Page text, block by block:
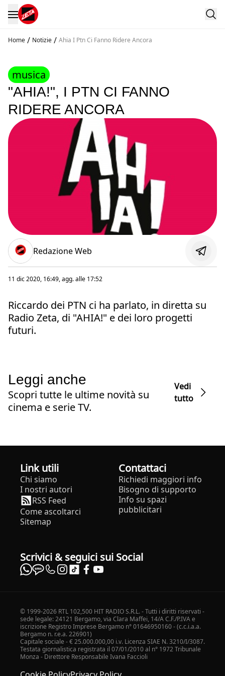
Home / Notizie / Ahia I Ptn Ci Fanno Ridere Ancora
musica
"AHIA!", I PTN CI FANNO
RIDERE ANCORA
Redazione Web
11 dic 2020, 16:49, agg. alle 17:52
Riccardo dei PTN ci ha parlato, in diretta su
Radio Zeta, di "AHIA!" e dei loro progetti
futuri.
Leggi anche
Scopri tutte le ultime novità su
cinema e serie TV.
Vedi
tutto
Link utili
Chi siamo
I nostri autori
RSS Feed
Come ascoltarci
Sitemap
Contattaci
Richiedi maggiori info
Bisogno di supporto
Info su spazi
pubblicitari
Scrivici & seguici sui Social
© 1999-2026 RTL 102,500 HIT RADIO S.R.L. - Tutti i diritti riservati -
sede legale: 24121 Bergamo, via Clara Maffei, 14/A C.F./P.IVA e
iscrizione Registro Imprese Bergamo n° 01646950160 - (c.c.i.a.a.
Bergamo n. r.e.a. 226901)
Capitale sociale - € 25.000.000,00 i.v. Licenza SIAE N. 3210/I/3087.
Testata giornalistica registrata il 07/01/2010 al n° 1972 Tribunale
Monza - Direttore Responsabile Ivana Faccioli